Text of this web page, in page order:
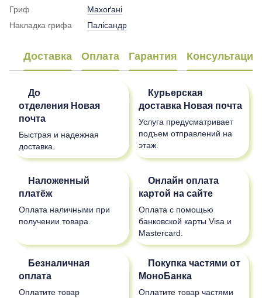
Гриф
Махоґані
Накладка грифа
Палісандр
Доставка Оплата Гарантия Консультация
До
отделения Новая
почта
Быстрая и надежная
доставка.
Курьерская
доставка Новая почта
Услуга предусматривает
подъем отправлений на
этаж.
Наложенный
платёж
Оплата наличными при
получении товара.
Онлайн оплата
картой на сайте
Оплата с помощью
банковской карты Visa и
Mastercard.
Безналичная
оплата
Оплатите товар
Покупка частями от
МоноБанка
Оплатите товар частями